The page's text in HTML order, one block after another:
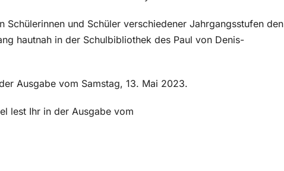
Schülerinnen und Schüler verschiedener Jahrgangsstufen den
hautnah in der Schulbibliothek des Paul von Denis-
Ausgabe vom Samstag, 13. Mai 2023.
lest Ihr in der Ausgabe vom